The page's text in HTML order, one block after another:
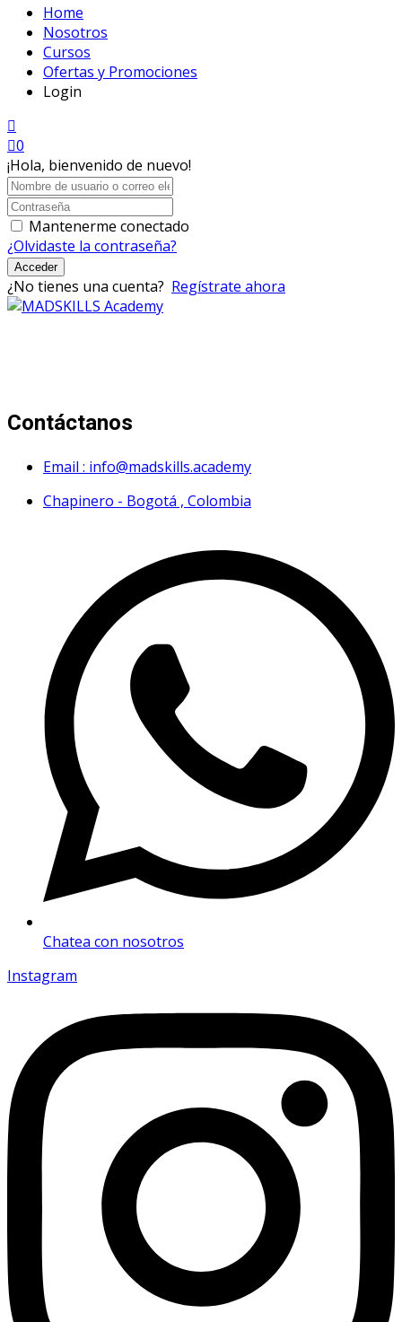
Home
Nosotros
Cursos
Ofertas y Promociones
Login
0
¡Hola, bienvenido de nuevo!
Mantenerme conectado
¿Olvidaste la contraseña?
Acceder
¿No tienes una cuenta? Regístrate ahora
Contáctanos
Email : info@madskills.academy
Chapinero - Bogotá , Colombia
Chatea con nosotros
Instagram